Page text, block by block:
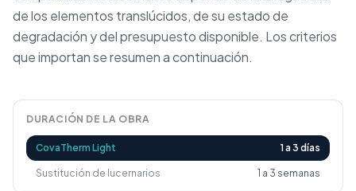
de los elementos translúcidos, de su estado de
degradación y del presupuesto disponible. Los criterios
que importan se resumen a continuación.
DURACIÓN DE LA OBRA
CovaTherm Light 1 a 3 días
Sustitución de lucernarios 1 a 3 semanas